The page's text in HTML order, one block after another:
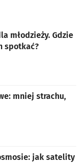
młodzieży. Gdzie
spotkać?
mniej strachu,
jak satelity